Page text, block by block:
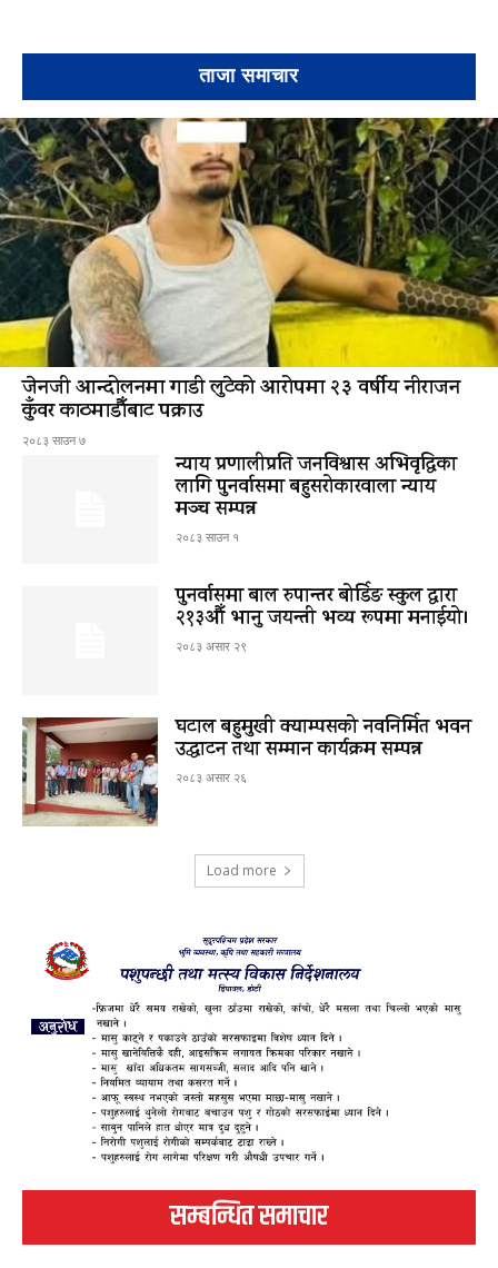
ताजा समाचार
जेनजी आन्दोलनमा गाडी लुटेको आरोपमा २३ वर्षीय नीराजन
कुँवर काठमाडौँबाट पक्राउ
२०८३ साउन ७
न्याय प्रणालीप्रति जनविश्वास अभिवृद्धिका
लागि पुनर्वासमा बहुसरोकारवाला न्याय
मञ्च सम्पन्न
२०८३ साउन १
पुनर्वासमा बाल रुपान्तर बोर्डिङ स्कुल द्धारा
२१३औँ भानु जयन्ती भव्य रूपमा मनाईयो।
२०८३ असार २९
घटाल बहुमुखी क्याम्पसको नवनिर्मित भवन
उद्घाटन तथा सम्मान कार्यक्रम सम्पन्न
२०८३ असार २६
Load more
सम्बन्धित समाचार